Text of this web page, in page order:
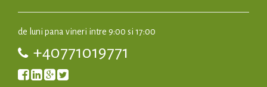
de luni pana vineri intre 9:00 si 17:00
+40771019771